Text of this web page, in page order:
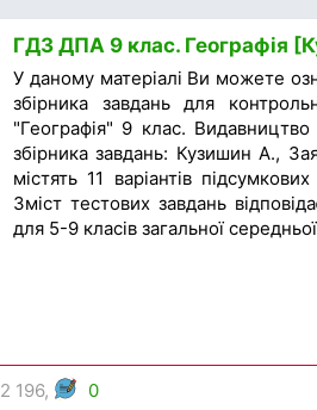
ГДЗ ДПА 9 клас. Географія
У даному матеріалі Ви можете
збірника завдань для
"Географія" 9 клас.
збірника завдань: Кузишин А.,
містять 11 варіантів
Зміст тестових завдань
для 5-9 класів загальної
2 196, 0